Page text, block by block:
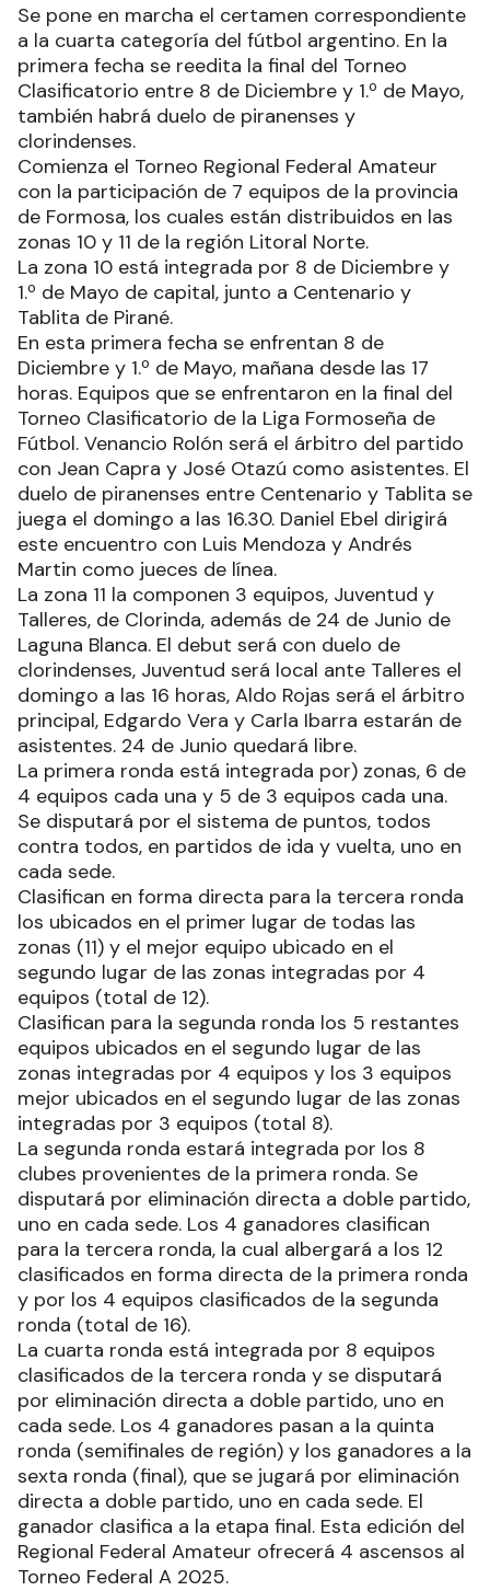
Se pone en marcha el certamen correspondiente
a la cuarta categoría del fútbol argentino. En la
primera fecha se reedita la final del Torneo
Clasificatorio entre 8 de Diciembre y 1.º de Mayo,
también habrá duelo de piranenses y
clorindenses.
Comienza el Torneo Regional Federal Amateur
con la participación de 7 equipos de la provincia
de Formosa, los cuales están distribuidos en las
zonas 10 y 11 de la región Litoral Norte.
La zona 10 está integrada por 8 de Diciembre y
1.º de Mayo de capital, junto a Centenario y
Tablita de Pirané.
En esta primera fecha se enfrentan 8 de
Diciembre y 1.º de Mayo, mañana desde las 17
horas. Equipos que se enfrentaron en la final del
Torneo Clasificatorio de la Liga Formoseña de
Fútbol. Venancio Rolón será el árbitro del partido
con Jean Capra y José Otazú como asistentes. El
duelo de piranenses entre Centenario y Tablita se
juega el domingo a las 16.30. Daniel Ebel dirigirá
este encuentro con Luis Mendoza y Andrés
Martin como jueces de línea.
La zona 11 la componen 3 equipos, Juventud y
Talleres, de Clorinda, además de 24 de Junio de
Laguna Blanca. El debut será con duelo de
clorindenses, Juventud será local ante Talleres el
domingo a las 16 horas, Aldo Rojas será el árbitro
principal, Edgardo Vera y Carla Ibarra estarán de
asistentes. 24 de Junio quedará libre.
La primera ronda está integrada por) zonas, 6 de
4 equipos cada una y 5 de 3 equipos cada una.
Se disputará por el sistema de puntos, todos
contra todos, en partidos de ida y vuelta, uno en
cada sede.
Clasifican en forma directa para la tercera ronda
los ubicados en el primer lugar de todas las
zonas (11) y el mejor equipo ubicado en el
segundo lugar de las zonas integradas por 4
equipos (total de 12).
Clasifican para la segunda ronda los 5 restantes
equipos ubicados en el segundo lugar de las
zonas integradas por 4 equipos y los 3 equipos
mejor ubicados en el segundo lugar de las zonas
integradas por 3 equipos (total 8).
La segunda ronda estará integrada por los 8
clubes provenientes de la primera ronda. Se
disputará por eliminación directa a doble partido,
uno en cada sede. Los 4 ganadores clasifican
para la tercera ronda, la cual albergará a los 12
clasificados en forma directa de la primera ronda
y por los 4 equipos clasificados de la segunda
ronda (total de 16).
La cuarta ronda está integrada por 8 equipos
clasificados de la tercera ronda y se disputará
por eliminación directa a doble partido, uno en
cada sede. Los 4 ganadores pasan a la quinta
ronda (semifinales de región) y los ganadores a la
sexta ronda (final), que se jugará por eliminación
directa a doble partido, uno en cada sede. El
ganador clasifica a la etapa final. Esta edición del
Regional Federal Amateur ofrecerá 4 ascensos al
Torneo Federal A 2025.